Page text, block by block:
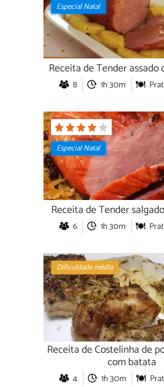
Especial Natal
Receita de Tender assado
8 1h 30m
Especial Natal
Receita de Tender
6 1h 30m
Dificuldade média
Receita de Costelinha de
com batata
4 1h 30m